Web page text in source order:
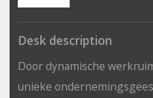
Desk description
Door dynamische
unieke